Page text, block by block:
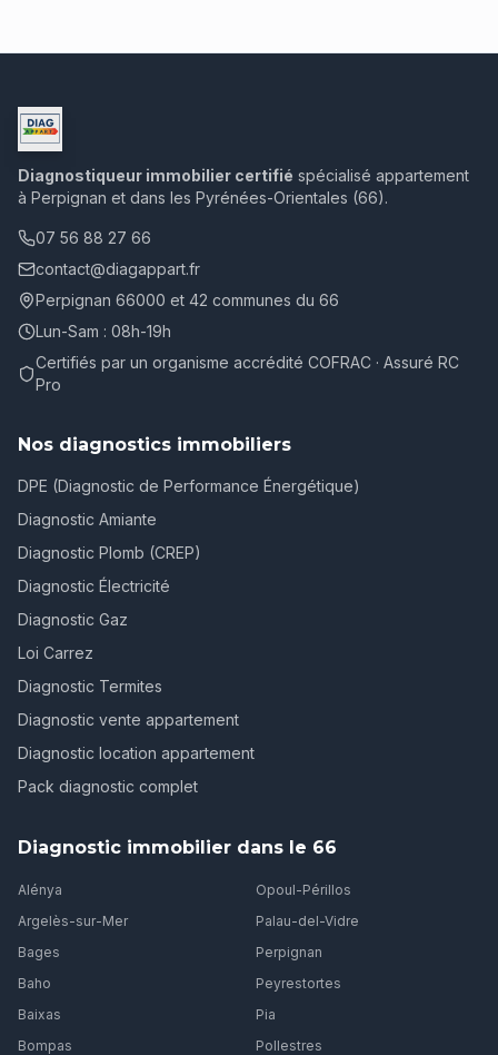
Diagnostiqueur immobilier certifié spécialisé appartement
à Perpignan et dans les Pyrénées-Orientales (66).
07 56 88 27 66
contact@diagappart.fr
Perpignan 66000 et 42 communes du 66
Lun-Sam : 08h-19h
Certifiés par un organisme accrédité COFRAC · Assuré RC
Pro
Nos diagnostics immobiliers
DPE (Diagnostic de Performance Énergétique)
Diagnostic Amiante
Diagnostic Plomb (CREP)
Diagnostic Électricité
Diagnostic Gaz
Loi Carrez
Diagnostic Termites
Diagnostic vente appartement
Diagnostic location appartement
Pack diagnostic complet
Diagnostic immobilier dans le 66
Alénya
Argelès-sur-Mer
Bages
Baho
Baixas
Bompas
Opoul-Périllos
Palau-del-Vidre
Perpignan
Peyrestortes
Pia
Pollestres